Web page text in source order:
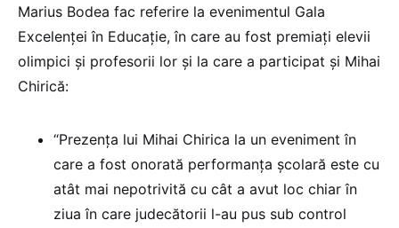
Marius Bodea fac referire la evenimentul Gala
Excelenței în Educație, în care au fost premiați elevii
olimpici și profesorii lor și la care a participat și Mihai
Chirică:
“Prezența lui Mihai Chirica la un eveniment în
care a fost onorată performanța școlară este cu
atât mai nepotrivită cu cât a avut loc chiar în
ziua în care judecătorii l-au pus sub control